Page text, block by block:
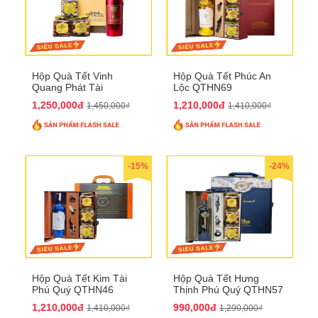
Hộp Quà Tết Vinh
Quang Phát Tài
1,250,000đ 1,450,000₫
Hộp Quà Tết Phúc An
Lộc QTHN69
1,210,000đ 1,410,000₫
-15%
Hộp Quà Tết Kim Tài
Phú Quý QTHN46
1,210,000đ 1,410,000₫
-24%
Hộp Quà Tết Hưng
Thịnh Phú Quý QTHN57
990,000đ 1,290,000₫